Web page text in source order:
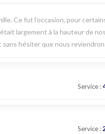
Ce fut l’occasion, pour
largement à la hauteur de
hésiter que nous
Service:
Service: